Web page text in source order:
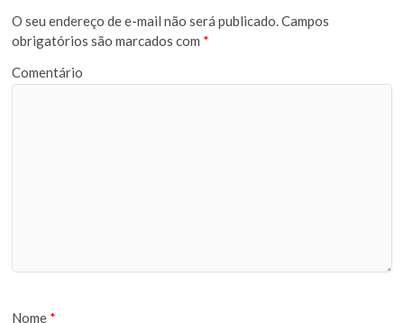
O seu endereço de e-mail não será publicado.Campos
obrigatórios são marcados com *
Comentário
Nome *